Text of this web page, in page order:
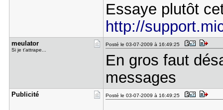
Essaye plutôt
http://
meulator
Si je t'attrape...
Posté le 03-07-2009 à 16:49:25
En gros faut
messages
Publicité Posté le 03-07-2009 à 16:49:25